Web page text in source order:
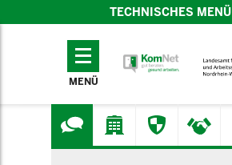
TECHNISCHES MENÜ
TECHNISCHES
MENÜ